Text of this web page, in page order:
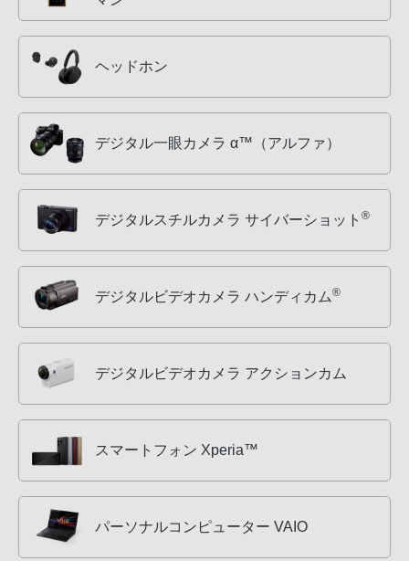
ヘッドホン
デジタル一眼カメラ α™（アルファ）
デジタルスチルカメラ サイバーショット ®
デジタルビデオカメラ ハンディカム®
デジタルビデオカメラ アクションカム
スマートフォン Xperia™
パーソナルコンピューター VAIO